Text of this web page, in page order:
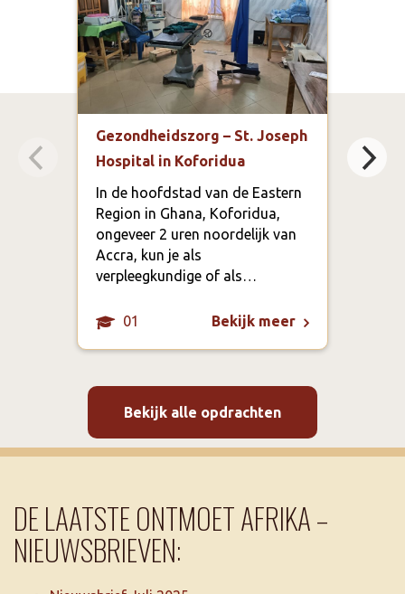
Gezondheidszorg – St. Joseph
Hospital in Koforidua
In de hoofdstad van de Eastern
Region in Ghana, Koforidua,
ongeveer 2 uren noordelijk van
Accra, kun je als
verpleegkundige of als…
01 Bekijk meer
Bekijk alle opdrachten
DE LAATSTE ONTMOET AFRIKA –
NIEUWSBRIEVEN: